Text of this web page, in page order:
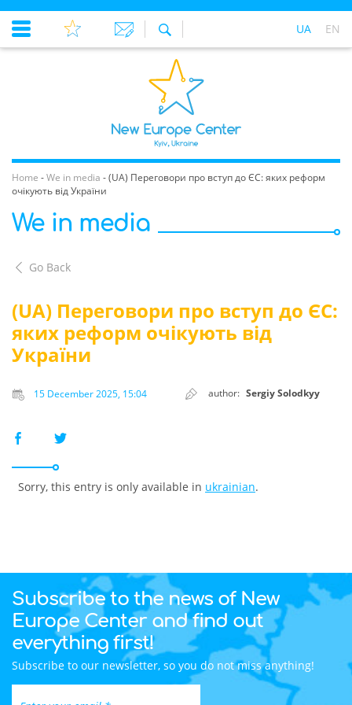
UA EN
Home -We in media -(UA) Переговори про вступ до ЄС: яких реформ
очікують від України
We in media
Go Back
(UA) Переговори про вступ до ЄС:
яких реформ очікують від
України
15 December 2025, 15:04 author: Sergiy Solodkyy
Sorry, this entry is only available in ukrainian.
Subscribe to the news of New
Europe Center and find out
everything first!
Subscribe to our newsletter, so you do not miss anything!